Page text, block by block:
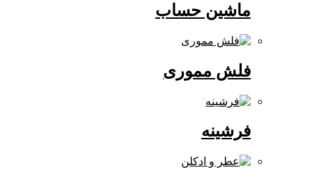
ماشین حساب
فلش مموری